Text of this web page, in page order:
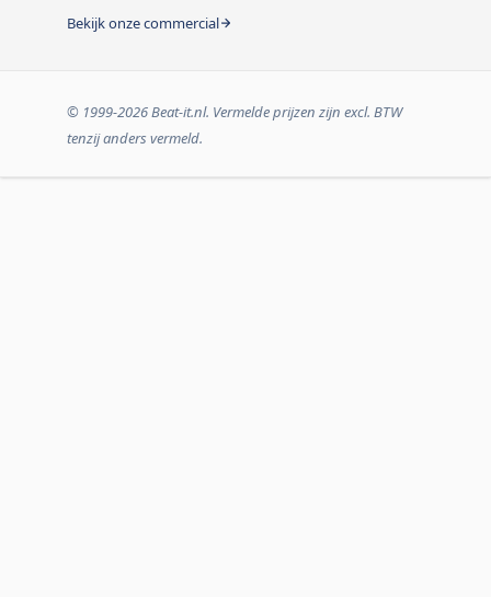
Bekijk onze commercial
© 1999-2026 Beat-it.nl. Vermelde prijzen zijn excl. BTW
tenzij anders vermeld.